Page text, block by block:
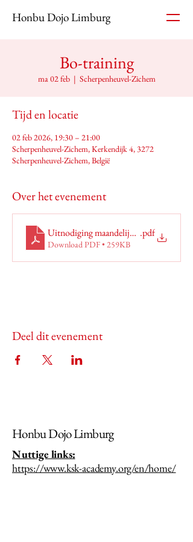
Honbu Dojo Limburg
Bo-training
ma 02 feb
  |
Scherpenheuvel-Zichem
Tijd en locatie
02 feb 2026, 19:30 – 21:00
Scherpenheuvel-Zichem, Kerkendijk 4, 3272
Scherpenheuvel-Zichem, België
Over het evenement
Uitnodiging maandelijkse Bo (1)
.pdf
Download PDF • 259KB
Deel dit evenement
Honbu Dojo Limburg
Nuttige links:
https://www.ksk-academy.org/en/home/